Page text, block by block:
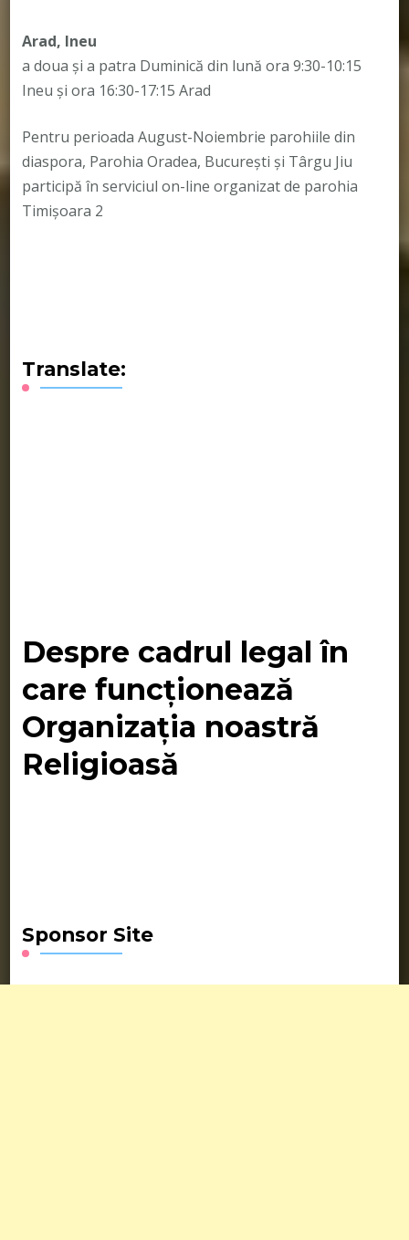
Arad, Ineu
a doua și a patra Duminică din lună ora 9:30-10:15
Ineu și ora 16:30-17:15 Arad
Pentru perioada August-Noiembrie parohiile din
diaspora, Parohia Oradea, București și Târgu Jiu
participă în serviciul on-line organizat de parohia
Timișoara 2
Translate:
Despre cadrul legal în
care funcționează
Organizația noastră
Religioasă
Sponsor Site